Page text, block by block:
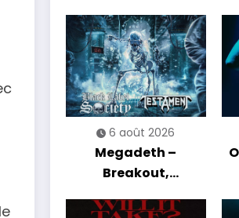
6 août 2026
Megadeth –
Breakout,
Nations Europe Tour